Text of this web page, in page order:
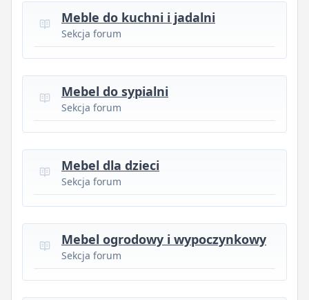
Meble do kuchni i jadalni
Sekcja forum
Mebel do sypialni
Sekcja forum
Mebel dla dzieci
Sekcja forum
Mebel ogrodowy i wypoczynkowy
Sekcja forum